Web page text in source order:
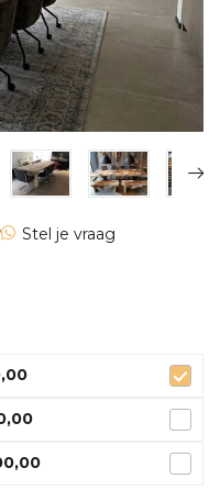
Stel je vraag